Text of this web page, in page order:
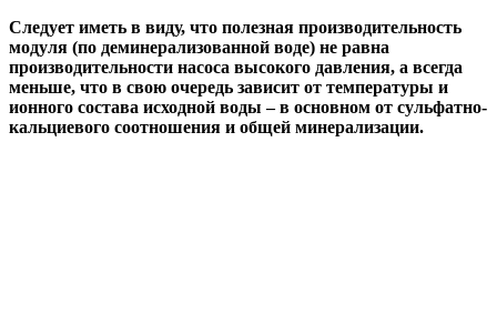
Следует иметь в виду, что полезная производительность
модуля (по деминерализованной воде) не равна
производительности насоса высокого давления, а всегда
меньше, что в свою очередь зависит от температуры и
ионного состава исходной воды – в основном от сульфатно-
кальциевого соотношения и общей минерализации.